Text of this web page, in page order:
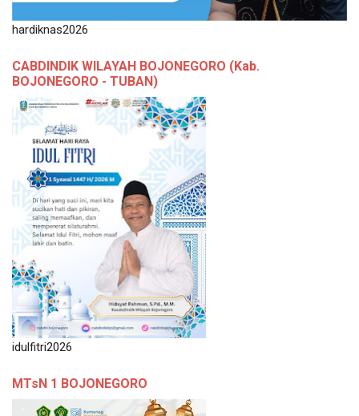
hardiknas2026
CABDINDIK WILAYAH BOJONEGORO (Kab.
BOJONEGORO - TUBAN)
idulfitri2026
MTsN 1 BOJONEGORO